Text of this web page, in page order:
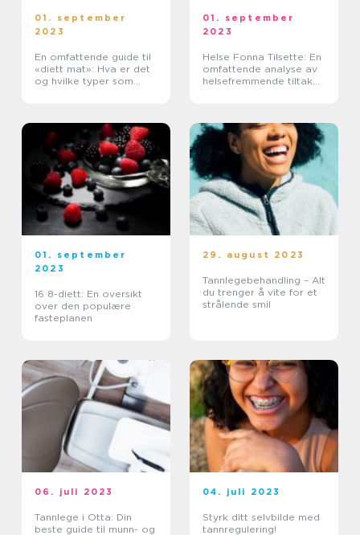
01. september
2023
En omfattende guide til
«diett mat»: Hva er det
og hvilke typer som
01. september
2023
Helse Fonna Tilsette: En
omfattende analyse av
helsefremmende tiltak
01. september
2023
16 8-diett: En oversikt
over den populære
fasteplanen
29. august 2023
Tannlegebehandling – Alt
du trenger å vite for et
strålende smil
06. juli 2023
Tannlege i Otta: Din
beste guide til munn- og
04. juli 2023
Styrk ditt selvbilde med
tannregulering!